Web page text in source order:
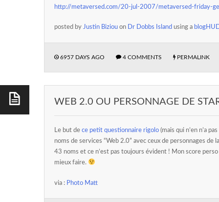
http://metaversed.com/20-jul-2007/metaversed-friday-
posted by Justin Biziou on Dr Dobbs Island using a
6957 DAYS AGO 4 COMMENTS PERMALINK
WEB 2.0 OU PERSONNAGE DE
Le but de ce petit questionnaire rigolo (mais qui n’en n’a
noms de services “Web 2.0” avec ceux de personnages de
43 noms et ce n’est pas toujours évident ! Mon score
mieux faire.
via : Photo Matt